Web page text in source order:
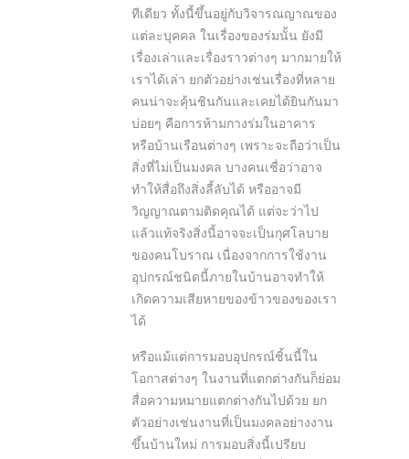
ทีเดียว ทั้งนี้ขึ้นอยู่กับวิจารณญาณของ
แต่ละบุคคล ในเรื่องของร่มนั้น ยังมี
เรื่องเล่าและเรื่องราวต่างๆ มากมายให้
เราได้เล่า ยกตัวอย่างเช่นเรื่องที่หลาย
คนน่าจะคุ้นชินกันและเคยได้ยินกันมา
บ่อยๆ คือการห้ามกางร่มในอาคาร
หรือบ้านเรือนต่างๆ เพราะจะถือว่าเป็น
สิ่งที่ไม่เป็นมงคล บางคนเชื่อว่าอาจ
ทำให้สื่อถึงสิ่งลี้ลับได้ หรืออาจมี
วิญญาณตามติดคุณได้ แต่จะว่าไป
แล้วแท้จริงสิ่งนี้อาจจะเป็นกุศโลบาย
ของคนโบราณ เนื่องจากการใช้งาน
อุปกรณ์ชนิดนี้ภายในบ้านอาจทำให้
เกิดความเสียหายของข้าวของของเรา
ได้
หรือแม้แต่การมอบอุปกรณ์ชิ้นนี้ใน
โอกาสต่างๆ ในงานที่แตกต่างกันก็ย่อม
สื่อความหมายแตกต่างกันไปด้วย ยก
ตัวอย่างเช่นงานที่เป็นมงคลอย่างงาน
ขึ้นบ้านใหม่ การมอบสิ่งนี้เปรียบ